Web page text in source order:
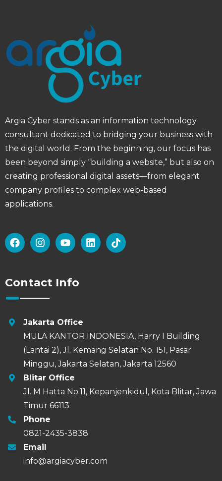
Argia Cyber ​​stands as an information technology
consultant dedicated to bridging your business with
the digital world. From the beginning, our focus has
been beyond simply “building a website,” but also on
creating professional digital assets—from elegant
company profiles to complex web-based
applications.
Contact Info
Jakarta Office
MULA KANTOR INDONESIA, Harry I Building
(Lantai 2), Jl. Kemang Selatan No. 151, Pasar
Minggu, Jakarta Selatan, Jakarta 12560
Blitar Office
Jl. M Hatta No.11, Kepanjenkidul, Kota Blitar, Jawa
Timur 66113
Phone
0821-2435-3838
Email
info@argiacyber.com